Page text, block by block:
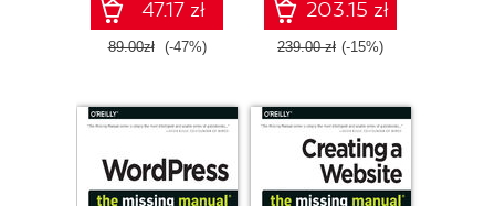
47.17 zł
89.00zł (-47%)
203.15 zł
239.00 zł (-15%)